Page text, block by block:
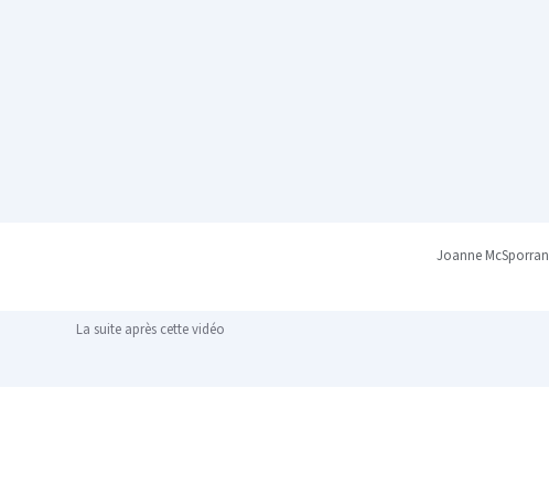
Joanne McSporran
La suite après cette vidéo